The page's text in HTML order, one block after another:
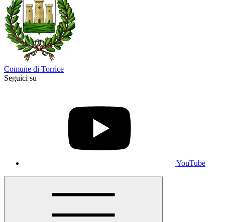
Comune di Torrice
Seguici su
YouTube